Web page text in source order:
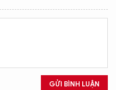
GỬI BÌNH LUẬN